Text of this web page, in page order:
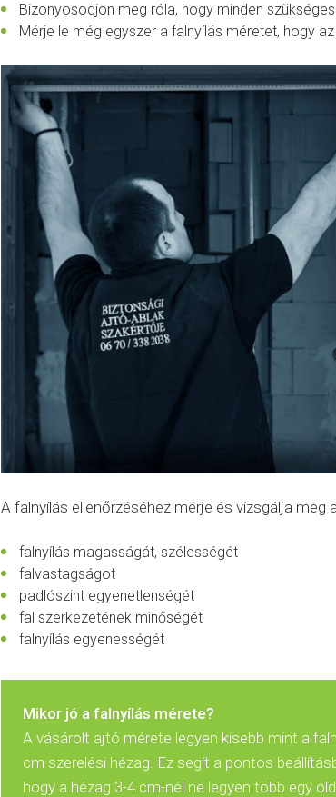
Bizonyosodjon meg róla, hogy minden
Mérje le még egyszer a falnyílás méretet, hogy
A falnyílás ellenőrzéséhez mérje és vizsgálja meg
falnyílás magasságát, szélességét
falvastagságot
padlószint egyenetlenségét
fal szerkezetének minőségét
falnyílás egyenességét
Mikor jó a falnyílás mérete?
A vásárolt ajtó mérete legyen kisebb mint a
cm szerelési hézag. Ez segít a pontos
hogy a hézag 3-4 cm-nél ne legyen több egy